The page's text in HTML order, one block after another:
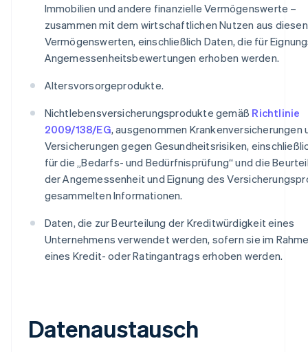
Immobilien und andere finanzielle Vermögenswerte –
zusammen mit dem wirtschaftlichen Nutzen aus diesen
Vermögenswerten, einschließlich Daten, die für
Angemessenheitsbewertungen erhoben werden.
Altersvorsorgeprodukte.
Nichtlebensversicherungsprodukte gemäß Richtlinie
2009/138/EG, ausgenommen Krankenversicherungen
Versicherungen gegen Gesundheitsrisiken,
für die „Bedarfs- und Bedürfnisprüfung“ und die
der Angemessenheit und Eignung des
gesammelten Informationen.
Daten, die zur Beurteilung der Kreditwürdigkeit eines
Unternehmens verwendet werden, sofern sie im
eines Kredit- oder Ratingantrags erhoben werden.
Datenaustausch